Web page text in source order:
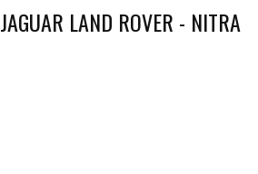
JAGUAR LAND ROVER - NITRA